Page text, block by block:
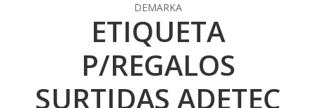
DEMARKA
ETIQUETA
P/REGALOS
SURTIDAS ADETEC